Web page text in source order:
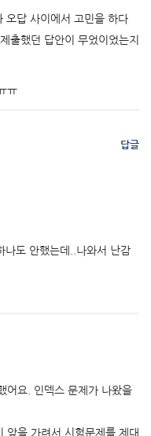
오답 사이에서 고민을 하다
출했던 답안이 무었이었는지
ㅠ
답글
나도 안했는데..나와서 난감
어요. 인덱스 문제가 나왔을
앞을 가려서 시험문제를 제대